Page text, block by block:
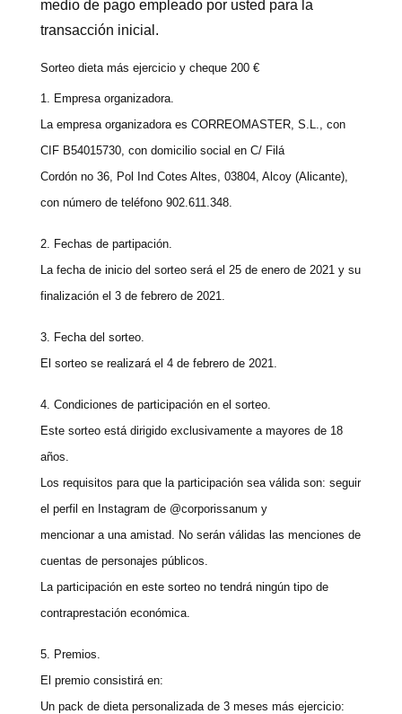
medio de pago empleado por usted para la
transacción inicial.
Sorteo dieta más ejercicio y cheque 200 €
1. Empresa organizadora.
La empresa organizadora es CORREOMASTER, S.L., con
CIF B54015730, con domicilio social en C/ Filá
Cordón no 36, Pol Ind Cotes Altes, 03804, Alcoy (Alicante),
con número de teléfono 902.611.348.
2. Fechas de partipación.
La fecha de inicio del sorteo será el 25 de enero de 2021 y su
finalización el 3 de febrero de 2021.
3. Fecha del sorteo.
El sorteo se realizará el 4 de febrero de 2021.
4. Condiciones de participación en el sorteo.
Este sorteo está dirigido exclusivamente a mayores de 18
años.
Los requisitos para que la participación sea válida son: seguir
el perfil en Instagram de @corporissanum y
mencionar a una amistad. No serán válidas las menciones de
cuentas de personajes públicos.
La participación en este sorteo no tendrá ningún tipo de
contraprestación económica.
5. Premios.
El premio consistirá en:
Un pack de dieta personalizada de 3 meses más ejercicio: